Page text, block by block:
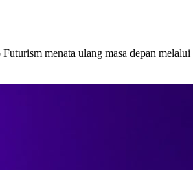
menata ulang masa depan